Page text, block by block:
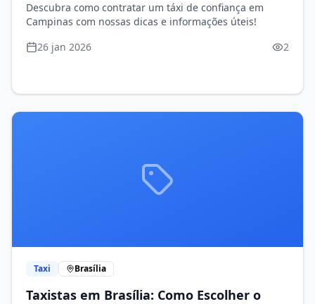
Descubra como contratar um táxi de confiança em
Campinas com nossas dicas e informações úteis!
26 jan 2026
2
Taxi Brasília
Taxistas em Brasília: Como Escolher o